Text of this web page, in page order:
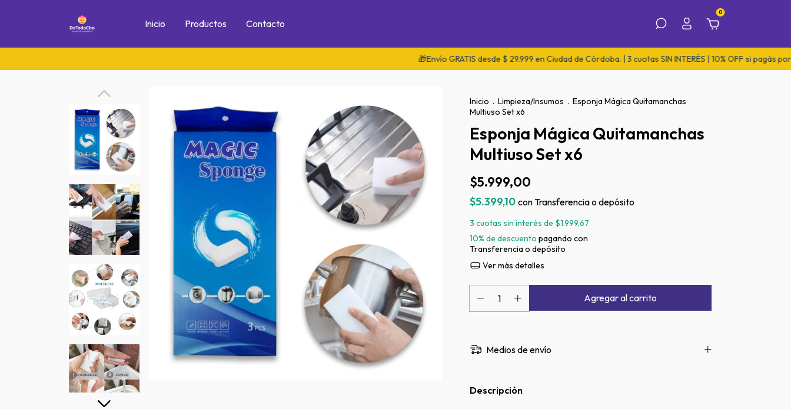
Inicio Productos Contacto
0
🎁Envío GRATIS desde $ 29.999 en Ciudad de Córdoba. | 3 cuotas SIN INTERÉS | 10% OFF si pagás por
Inicio . Limpieza/Insumos . Esponja Mágica Quitamanchas
Multiuso Set x6
Esponja Mágica Quitamanchas
Multiuso Set x6
$5.999,00
$5.399,10 conTransferencia o depósito
3 cuotas sin interés de $1.999,67
10% de descuento pagando con
Transferencia o depósito
Ver más detalles
Medios de envío
Descripción